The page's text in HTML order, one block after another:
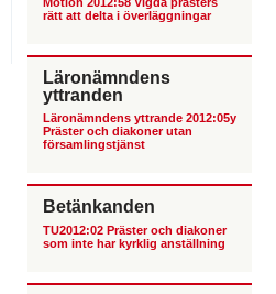
rätt att delta i överläggningar
Läronämndens
yttranden
Läronämndens yttrande 2012:05y
Präster och diakoner utan
församlingstjänst
Betänkanden
TU2012:02 Präster och diakoner
som inte har kyrklig anställning